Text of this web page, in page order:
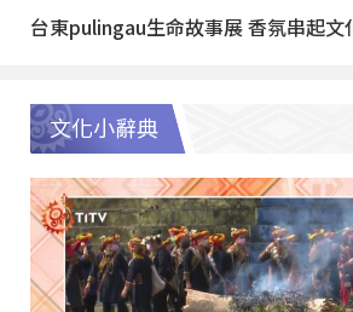
台東pulingau生命故事展 香氛串起文
文化小辭典